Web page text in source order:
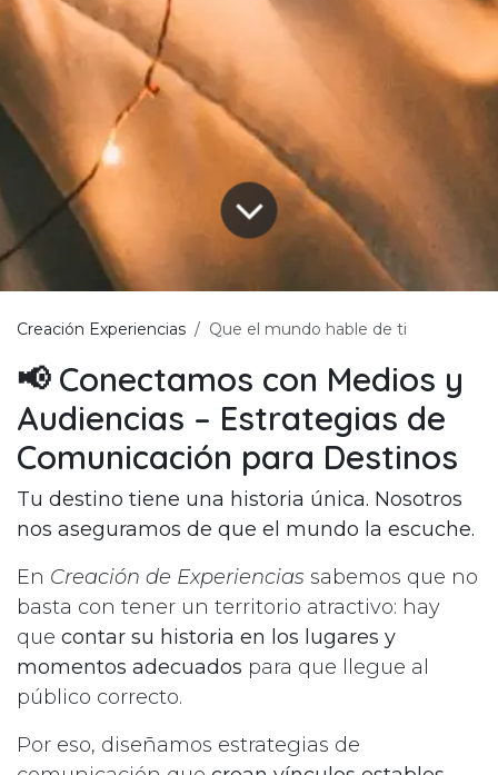
Creación Experiencias Que el mundo hable de ti
📢 Conectamos con Medios y
Audiencias – Estrategias de
Comunicación para Destinos
Tu destino tiene una historia única. Nosotros
nos aseguramos de que el mundo la escuche.
En Creación de Experiencias sabemos que no
basta con tener un territorio atractivo: hay
que contar su historia en los lugares y
momentos adecuados para que llegue al
público correcto.
Por eso, diseñamos estrategias de